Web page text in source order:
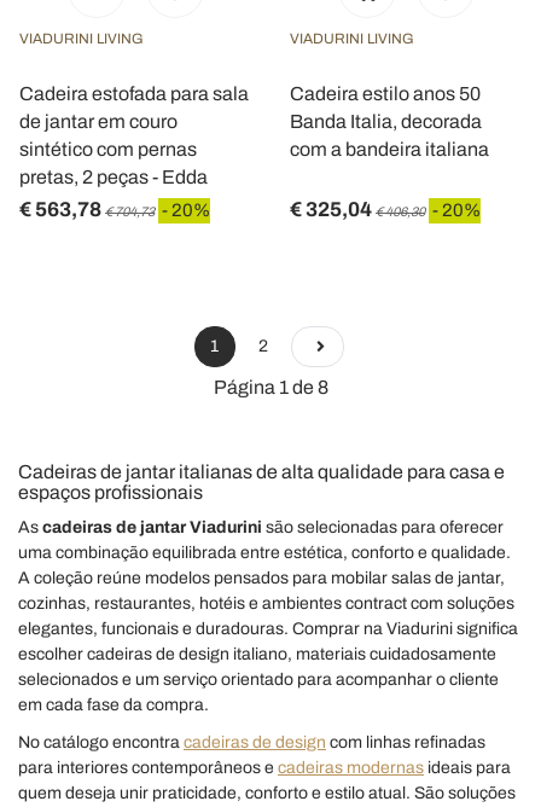
VIADURINI LIVING
Cadeira estofada para sala
de jantar em couro
sintético com pernas
pretas, 2 peças - Edda
€ 563,78 € 704,73 - 20%
VIADURINI LIVING
Cadeira estilo anos 50
Banda Italia, decorada
com a bandeira italiana
€ 325,04 € 406,30 - 20%
1 2
Página 1 de 8
Cadeiras de jantar italianas de alta qualidade para casa e
espaços profissionais
As cadeiras de jantar Viadurini são selecionadas para oferecer
uma combinação equilibrada entre estética, conforto e qualidade.
A coleção reúne modelos pensados para mobilar salas de jantar,
cozinhas, restaurantes, hotéis e ambientes contract com soluções
elegantes, funcionais e duradouras. Comprar na Viadurini significa
escolher cadeiras de design italiano, materiais cuidadosamente
selecionados e um serviço orientado para acompanhar o cliente
em cada fase da compra.
No catálogo encontra cadeiras de design com linhas refinadas
para interiores contemporâneos e cadeiras modernas ideais para
quem deseja unir praticidade, conforto e estilo atual. São soluções